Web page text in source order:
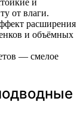
и
от влаги.
расширения
и объёмных
— смелое